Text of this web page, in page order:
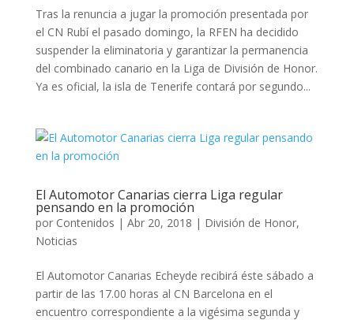
Tras la renuncia a jugar la promoción presentada por
el CN Rubí el pasado domingo, la RFEN ha decidido
suspender la eliminatoria y garantizar la permanencia
del combinado canario en la Liga de División de Honor.
Ya es oficial, la isla de Tenerife contará por segundo...
El Automotor Canarias cierra Liga regular
pensando en la promoción
por Contenidos | Abr 20, 2018 | División de Honor,
Noticias
El Automotor Canarias Echeyde recibirá éste sábado a
partir de las 17.00 horas al CN Barcelona en el
encuentro correspondiente a la vigésima segunda y